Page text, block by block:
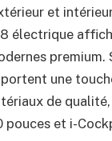
et
électrique
une
de
pouces et i-